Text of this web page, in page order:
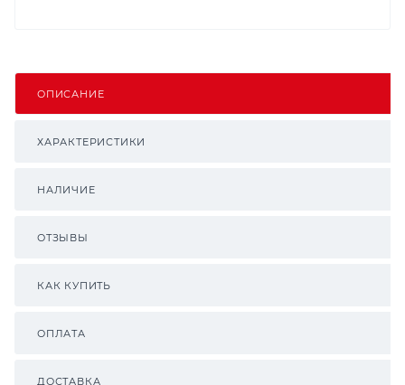
ОПИСАНИЕ
ХАРАКТЕРИСТИКИ
НАЛИЧИЕ
ОТЗЫВЫ
КАК КУПИТЬ
ОПЛАТА
ДОСТАВКА